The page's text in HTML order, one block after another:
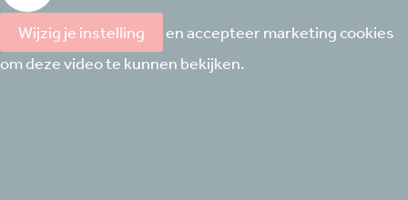
Wijzig je instelling
en accepteer marketing cookies
om deze video te kunnen bekijken.